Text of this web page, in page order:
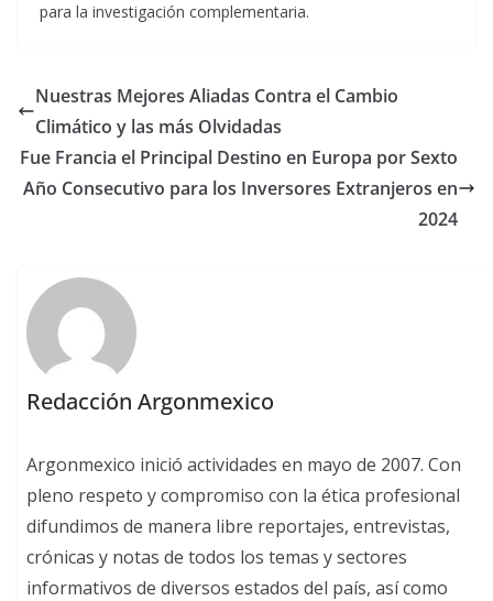
para la investigación complementaria.
Nuestras Mejores Aliadas Contra el Cambio
Climático y las más Olvidadas
Fue Francia el Principal Destino en Europa por Sexto
Año Consecutivo para los Inversores Extranjeros en
2024
Redacción Argonmexico
Argonmexico inició actividades en mayo de 2007. Con
pleno respeto y compromiso con la ética profesional
difundimos de manera libre reportajes, entrevistas,
crónicas y notas de todos los temas y sectores
informativos de diversos estados del país, así como